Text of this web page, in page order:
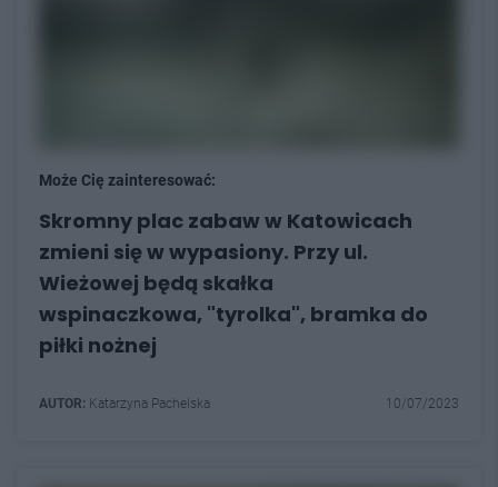
Może Cię zainteresować:
Skromny plac zabaw w Katowicach
zmieni się w wypasiony. Przy ul.
Wieżowej będą skałka
wspinaczkowa, "tyrolka", bramka do
piłki nożnej
AUTOR: Katarzyna Pachelska 10/07/2023